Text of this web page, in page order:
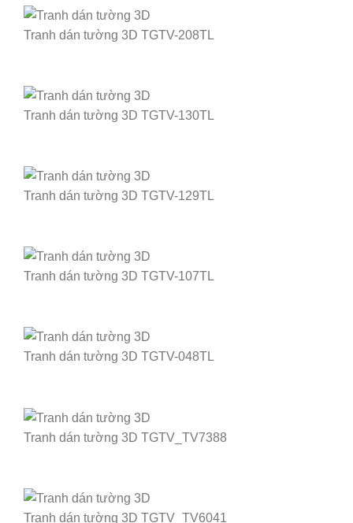
Tranh dán tường 3D TGTV-208TL
Tranh dán tường 3D TGTV-130TL
Tranh dán tường 3D TGTV-129TL
Tranh dán tường 3D TGTV-107TL
Tranh dán tường 3D TGTV-048TL
Tranh dán tường 3D TGTV_TV7388
Tranh dán tường 3D TGTV_TV6041